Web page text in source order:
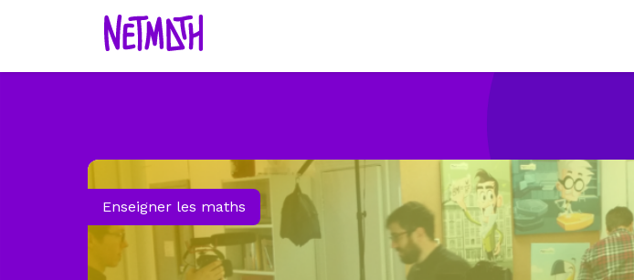
Enseigner les maths